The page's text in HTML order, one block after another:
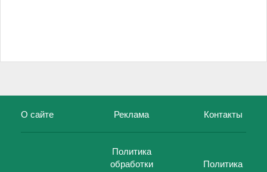
О сайте Реклама Контакты
Политика
обработки
Политика